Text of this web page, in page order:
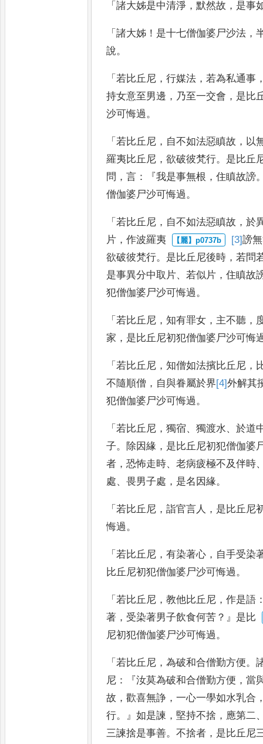
「諸大姊是中清淨 ，默然故 ， 是事
「諸大姊 ！ 是十七僧伽婆尸沙法 ，
說。
「若比丘尼 ，行媒法 ，若為私通事
持女意至男邊 ， 乃至一交會 ， 是比
沙可悔過。
「若比丘尼 ， 自不如法惡瞋故 ， 以
羅夷比丘尼 ，欲破彼梵行。 是比丘
問 ，言 ：『我是事無根 ，住瞋故謗
僧伽婆尸沙可悔過。
「若比丘尼 ， 自不如法惡瞋故 ，於
片 ，作波羅夷 [3]謗
欲破彼梵行。 是比丘 尼後時 ，若問
是事異分中取片、若似片 ，住瞋故
犯僧伽婆尸沙可悔過。
「若比丘尼 ，知有罪女 ， 主不聽 ，
家 ， 是比丘尼初犯僧伽婆尸沙可悔
「若比丘尼 ，知僧如法擯比丘尼 ，
不隨順僧 ， 自與眷屬於界[4]外解其
犯僧伽婆尸沙可悔過。
「若比丘尼 ，獨宿、獨渡水、於道
子。 除因緣 ， 是比丘尼初犯僧伽婆
者 ，恐怖走時、老病疲極不及伴時
處、畏男子處 ， 是名因緣。
「若比丘尼 ，詣官言人 ， 是比丘尼
悔過。
「若比丘尼 ，有染著心 ， 自手受染
比丘尼初犯僧伽婆尸沙可悔過。
「若比丘尼 ，教他比丘尼 ，作是語
著 ， 受染著男子飲食何苦 ？』 是比
尼初犯僧伽婆尸沙可悔過。
「若比丘尼 ，為破和合僧勤方便。
尼 ：『汝莫為破和合僧勤方便 ，當
故 ，歡喜無諍 ，一心一學如水乳合
行。』如是諫 ， 堅持不捨 ， 應第二
三諫捨是事善。不捨者 ， 是比丘尼